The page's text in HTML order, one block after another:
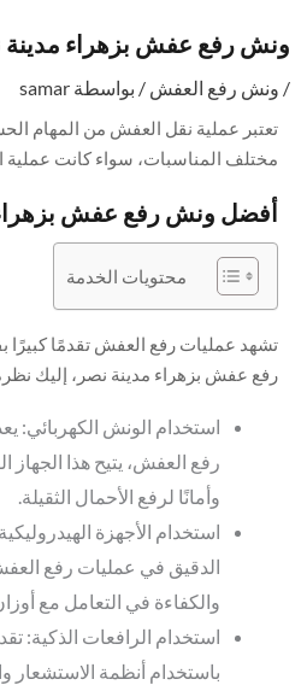
ونش رفع عفش بزهراء مدينة
/ ونش رفع العفش / بواسطة samar
تعتبر عملية نقل العفش من المهام
مختلف المناسبات، سواء كانت عملية
فعّال وموثوق للتعامل مع هذا النوع من
يعج بالأنشطة والحركة، حيث يوجد
بشكل احترافي وآمن، يأتي ونش رفع
المنطقة، حيث يتميز هذا النوع من
عالية، يهدف هذا المقال إلى
مدينة نصر، مسلطًا الضوء على الفوائد
أفضل ونش رفع عفش
محتويات الخدمة
تشهد عمليات رفع العفش تقدمًا كبيرًا
رفع عفش بزهراء مدينة نصر، إليك
استخدام الونش الكهربائي:
رفع العفش، يتيح هذا الجهاز
وأمانًا لرفع الأحمال الثقيلة.
استخدام الأجهزة
الدقيق في عمليات رفع
والكفاءة في التعامل مع
استخدام الرافعات الذكية:
باستخدام أنظمة الاستشعار